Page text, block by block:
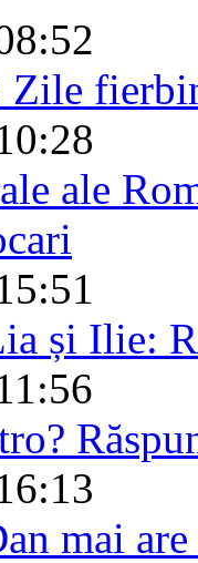
Zile
ale
și Ilie:
mai